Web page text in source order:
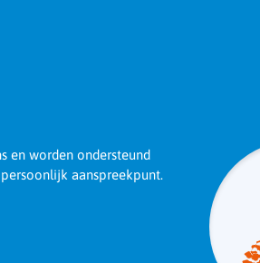
en worden ondersteund
aanspreekpunt.